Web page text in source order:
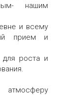
нашим
и всему
прием и
роста и